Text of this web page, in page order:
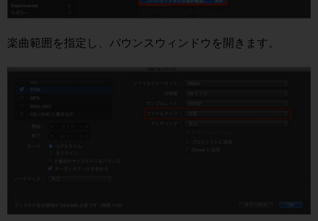
楽曲範囲を指定し、バウンスウィンドウを開きます。